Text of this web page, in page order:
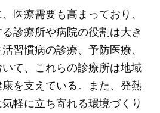
医療需要も高まっており、
診療所や病院の役割は大き
習慣病の診療、予防医療、
て、これらの診療所は地域
を支えている。また、発熱
軽に立ち寄れる環境づくり